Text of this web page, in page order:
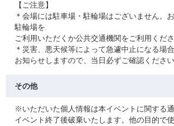
【ご注意】
＊会場には駐車場・駐輪場はございません。
駐輪場を
ご利用いただくか公共交通機関をご利用くださ
＊災害、悪天候等によって急遽中止になる場
お知らせしますので、当日必ずご確認ください
その他
※いただいた個人情報は本イベントに関する通
イベント終了後破棄いたします。他の目的で